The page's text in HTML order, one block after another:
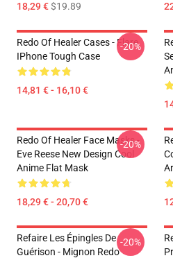
18,29 €$19.89
Redo Of Healer Cases - Flare
IPhone Tough Case
14,81 € - 16,10 €
-20%
Redo Of Healer Face Masks -
Eve Reese New Design Cool
Anime Flat Mask
18,29 € - 20,70 €
-20%
Refaire Les Épingles De
Guérison - Mignon Redo
-20%